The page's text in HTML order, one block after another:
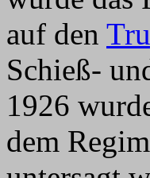
auf den
Schieß-
1926
dem